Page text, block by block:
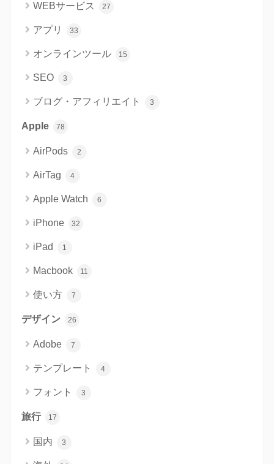
WEBサービス 27
アプリ 33
オンラインツール 15
SEO 3
ブログ・アフィリエイト 3
Apple 78
AirPods 2
AirTag 4
Apple Watch 6
iPhone 32
iPad 1
Macbook 11
使い方 7
デザイン 26
Adobe 7
テンプレート 4
フォント 3
旅行 17
国内 3